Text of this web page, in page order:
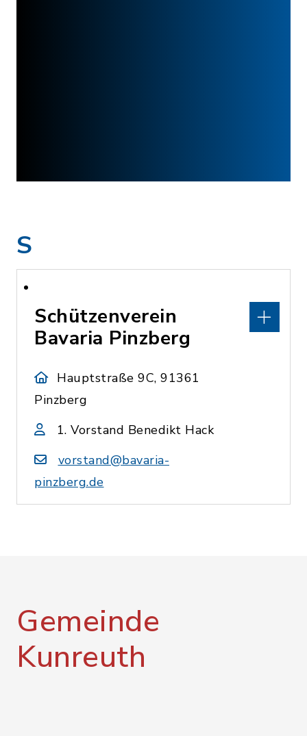
S
Schützenverein
Bavaria Pinzberg
Hauptstraße 9C, 91361
Pinzberg
1. Vorstand Benedikt Hack
vorstand@bavaria-
pinzberg.de
Gemeinde
Kunreuth